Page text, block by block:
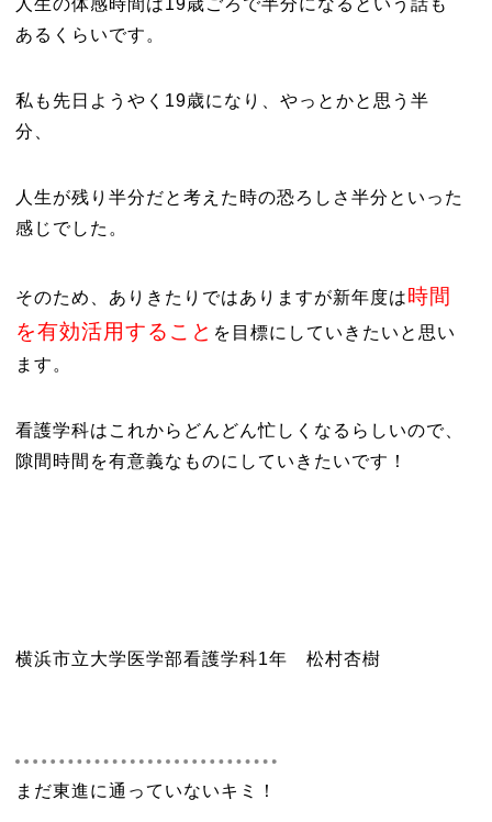
人生の体感時間は19歳ごろで半分になるという話も
あるくらいです。
私も先日ようやく19歳になり、やっとかと思う半
分、
人生が残り半分だと考えた時の恐ろしさ半分といった
感じでした。
そのため、ありきたりではありますが新年度は 時間
を有効活用すること を目標にしていきたいと思い
ます。
看護学科はこれからどんどん忙しくなるらしいので、
隙間時間を有意義なものにしていきたいです！
横浜市立大学医学部看護学科1年 松村杏樹
まだ東進に通っていないキミ！